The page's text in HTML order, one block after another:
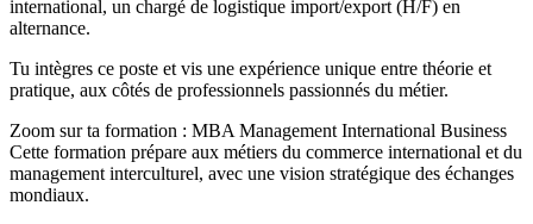
international, un chargé de logistique import/export (H/F) en
alternance.
Tu intègres ce poste et vis une expérience unique entre théorie et
pratique, aux côtés de professionnels passionnés du métier.
Zoom sur ta formation : MBA Management International Business
Cette formation prépare aux métiers du commerce international et du
management interculturel, avec une vision stratégique des échanges
mondiaux.